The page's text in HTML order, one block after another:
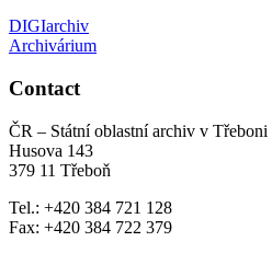
DIGIarchiv
Archivárium
Contact
ČR – Státní oblastní archiv v Třeboni
Husova 143
379 11 Třeboň
Tel.: +420 384 721 128
Fax: +420 384 722 379